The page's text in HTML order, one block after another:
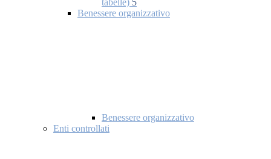
tabelle) 5
Benessere organizzativo
Benessere organizzativo
Enti controllati